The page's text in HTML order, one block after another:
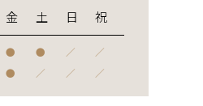
金 土 日
祝
● ● ／ ／
● ／ ／ ／